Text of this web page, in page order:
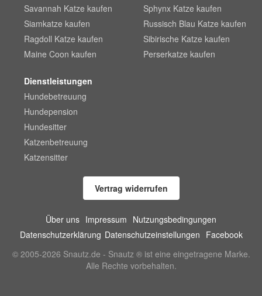
Savannah Katze kaufen
Siamkatze kaufen
Ragdoll Katze kaufen
Maine Coon kaufen
Sphynx Katze kaufen
Russisch Blau Katze kaufen
Sibirische Katze kaufen
Perserkatze kaufen
Dienstleistungen
Hundebetreuung
Hundepension
Hundesitter
Katzenbetreuung
Katzensitter
Vertrag widerrufen
Über uns Impressum Nutzungsbedingungen
Datenschutzerklärung Datenschutzeinstellungen Facebook
© 2005-2026 Snautz.de - Snautz ® ist eine eingetragene Marke.
Alle Rechte vorbehalten.